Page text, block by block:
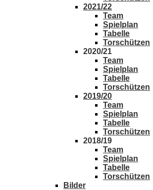
2021/22
Team
Spielplan
Tabelle
Torschützen
2020/21
Team
Spielplan
Tabelle
Torschützen
2019/20
Team
Spielplan
Tabelle
Torschützen
2018/19
Team
Spielplan
Tabelle
Torschützen
Bilder